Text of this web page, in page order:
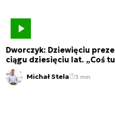
Dworczyk: Dziewięciu
ciągu dziesięciu lat. „Coś
Michał Stela 3 min.